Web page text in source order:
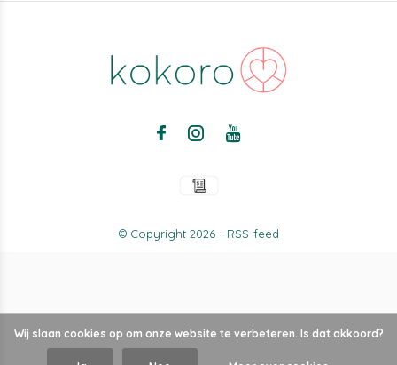
© Copyright 2026- RSS-feed
Wij slaan cookies op om onze website te verbeteren. Is dat akkoord?